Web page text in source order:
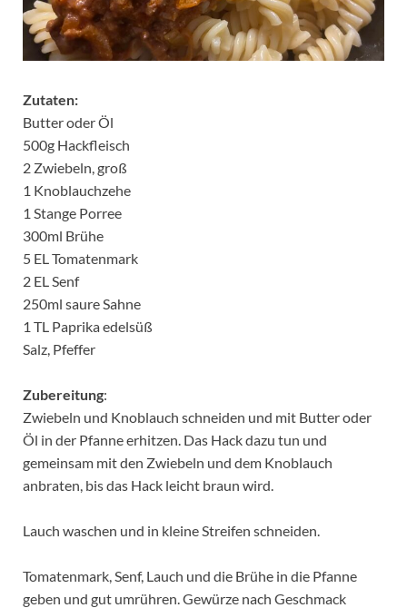
Zutaten:
Butter oder Öl
500g Hackfleisch
2 Zwiebeln, groß
1 Knoblauchzehe
1 Stange Porree
300ml Brühe
5 EL Tomatenmark
2 EL Senf
250ml saure Sahne
1 TL Paprika edelsüß
Salz, Pfeffer
Zubereitung:
Zwiebeln und Knoblauch schneiden und mit Butter oder
Öl in der Pfanne erhitzen. Das Hack dazu tun und
gemeinsam mit den Zwiebeln und dem Knoblauch
anbraten, bis das Hack leicht braun wird.
Lauch waschen und in kleine Streifen schneiden.
Tomatenmark, Senf, Lauch und die Brühe in die Pfanne
geben und gut umrühren. Gewürze nach Geschmack